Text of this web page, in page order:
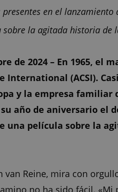
en el
sobre la agitada historia
de 2024 – En 1965, el
International (ACSI).
y la empresa
su año de aniversario el
una película sobre la
van Reine, mira con
no ha sido fácil.